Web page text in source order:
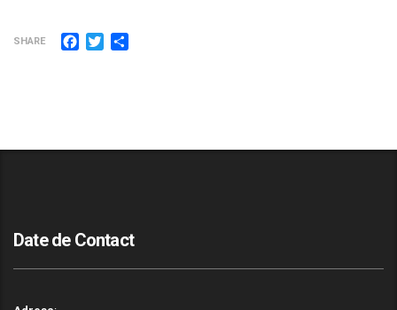
SHARE Facebook
Twitter
Date de Contact